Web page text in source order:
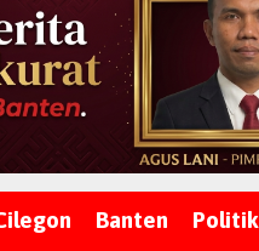
Banten Politik